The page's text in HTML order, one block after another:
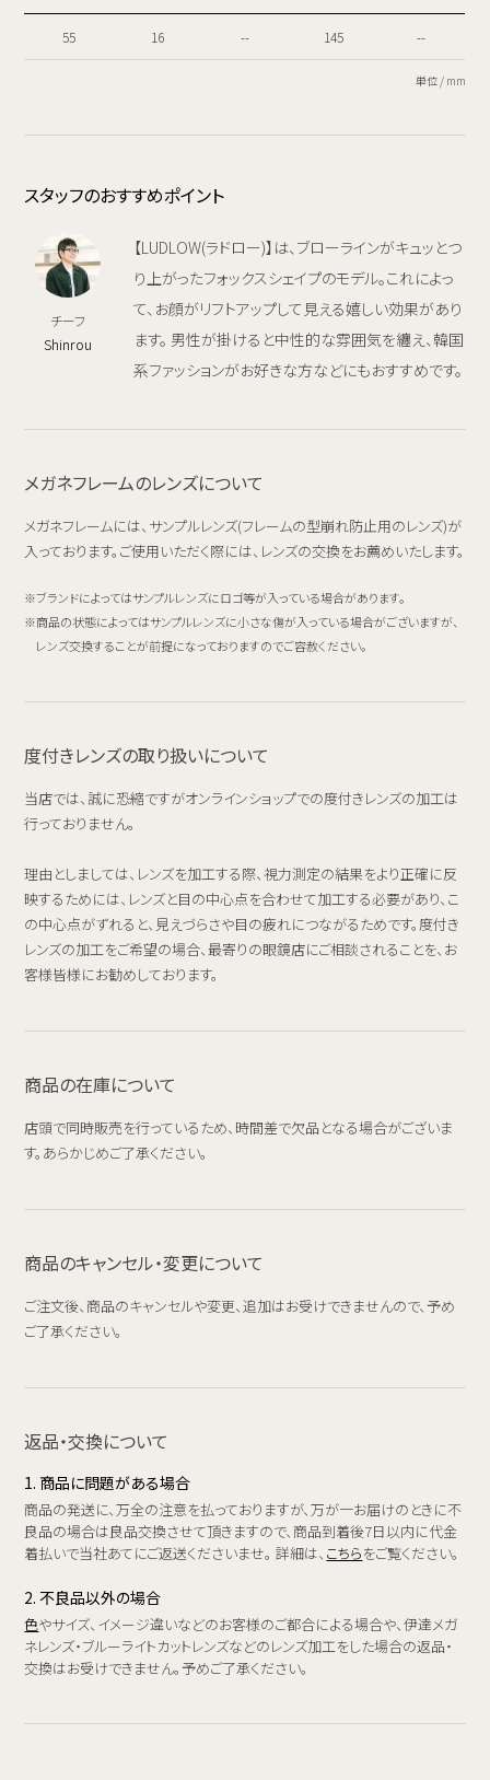
55 16 -- 145 --
単位 / mm
スタッフのおすすめポイント
チーフ
Shinrou
【LUDLOW(ラドロー)】は、ブローラインがキュッとつ
り上がったフォックスシェイプのモデル。これによっ
て、お顔がリフトアップして見える嬉しい効果があり
ます。 男性が掛けると中性的な雰囲気を纏え、韓国
系ファッションがお好きな方などにもおすすめです。
メガネフレームのレンズについて
メガネフレームには、サンプルレンズ(フレームの型崩れ防止用のレンズ)が
入っております。ご使用いただく際には、レンズの交換をお薦めいたします。
ブランドによってはサンプルレンズにロゴ等が入っている場合があります。
商品の状態によってはサンプルレンズに小さな傷が入っている場合がございますが、
レンズ交換することが前提になっておりますのでご容赦ください。
度付きレンズの取り扱いについて
当店では、誠に恐縮ですがオンラインショップでの度付きレンズの加工は
行っておりません。
理由としましては、レンズを加工する際、視力測定の結果をより正確に反
映するためには、レンズと目の中心点を合わせて加工する必要があり、こ
の中心点がずれると、見えづらさや目の疲れにつながるためです。度付き
レンズの加工をご希望の場合、最寄りの眼鏡店にご相談されることを、お
客様皆様にお勧めしております。
商品の在庫について
店頭で同時販売を行っているため、時間差で欠品となる場合がございま
す。あらかじめご了承ください。
商品のキャンセル・変更について
ご注文後、商品のキャンセルや変更、追加はお受けできませんので、予め
ご了承ください。
返品・交換について
1. 商品に問題がある場合
商品の発送に、万全の注意を払っておりますが、万が一お届けのときに不
良品の場合は良品交換させて頂きますので、商品到着後7日以内に代金
着払いで当社あてにご返送くださいませ。 詳細は、 こちらをご覧ください。
2. 不良品以外の場合
色やサイズ、イメージ違いなどのお客様のご都合による場合や、伊達メガ
ネレンズ・ブルーライトカットレンズなどのレンズ加工をした場合の返品・
交換はお受けできません。予めご了承ください。